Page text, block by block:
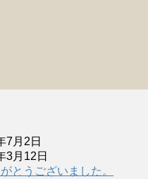
7月2日
3月12日
とうございました。